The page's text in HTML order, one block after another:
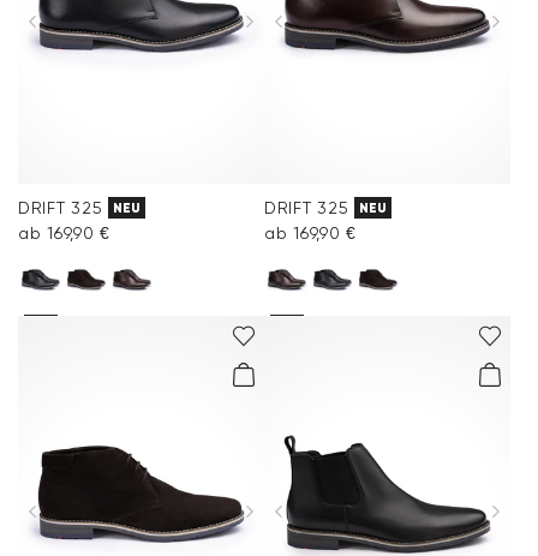
DRIFT 325 NEU
ab 169,90 €
DRIFT 325 NEU
ab 169,90 €